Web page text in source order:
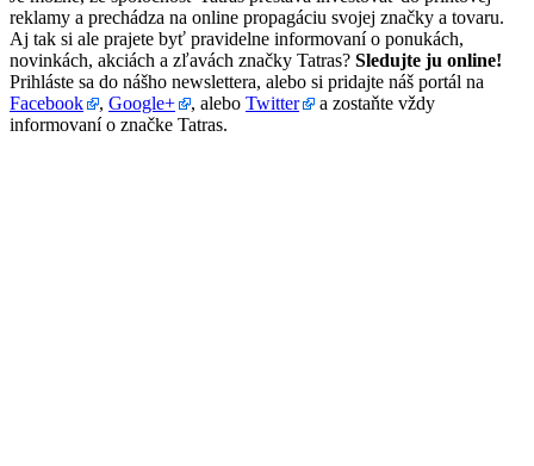
reklamy a prechádza na online propagáciu svojej značky a tovaru.
Aj tak si ale prajete byť pravidelne informovaní o ponukách,
novinkách, akciách a zľavách značky Tatras? Sledujte ju online!
Prihláste sa do nášho newslettera, alebo si pridajte náš portál na
Facebook
, Google+ , alebo Twitter
a zostaňte vždy
informovaní o značke Tatras.